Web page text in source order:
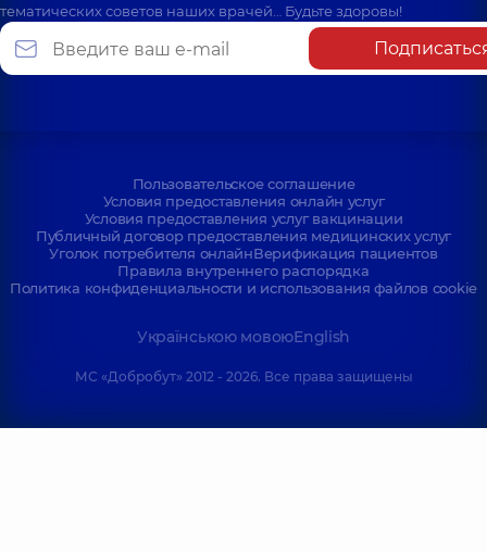
тематических советов наших врачей… Будьте здоровы!
Пользовательское соглашение
Условия предоставления онлайн услуг
Условия предоставления услуг вакцинации
Публичный договор предоставления медицинских услуг
Уголок потребителя онлайнВерификация пациентов
Правила внутреннего распорядка
Политика конфиденциальности и использования файлов cookie
Українською мовоюEnglish
МС «Добробут» 2012 - 2026. Все права защищены